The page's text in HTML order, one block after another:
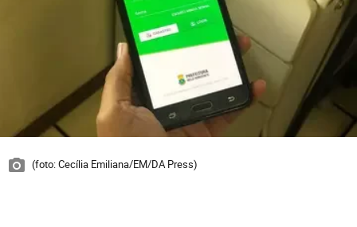
(foto: Cecília Emiliana/EM/DA Press)